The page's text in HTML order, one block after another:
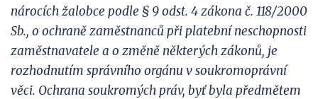
nárocích žalobce podle § 9 odst. 4 zákona č. 118/2000
Sb., o ochraně zaměstnanců při platební neschopnosti
zaměstnavatele a o změně některých zákonů, je
rozhodnutím správního orgánu v soukromoprávní
věci. Ochrana soukromých práv, byťbyla předmětem